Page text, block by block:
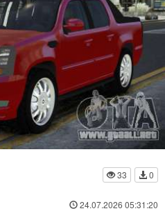
33
0
24.07.2026 05:31:20